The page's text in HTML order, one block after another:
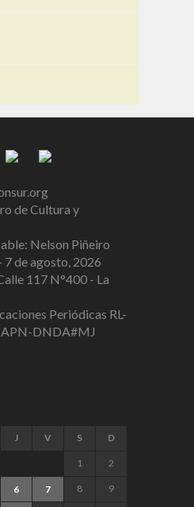
de Cultura y
Nelson Piñeiro
7 de agosto, 2026
117 N°400 - La
Periódicas RL-
DNDA#MJ
J V S D
1 2
6 7 8 9